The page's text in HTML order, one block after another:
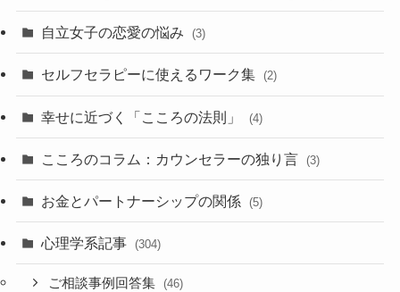
自立女子の恋愛の悩み (3)
セルフセラピーに使えるワーク集 (2)
幸せに近づく「こころの法則」 (4)
こころのコラム：カウンセラーの独り言 (3)
お金とパートナーシップの関係 (5)
心理学系記事 (304)
ご相談事例回答集 (46)